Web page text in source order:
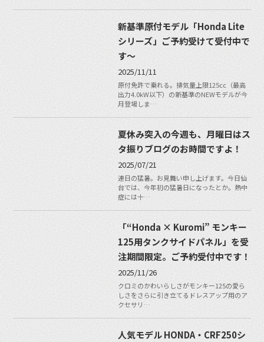
新基準原付モデル「Honda Lite
シリーズ」ご予約受けて受付中で
す〜
2025/11/11
原付免許で乗れる。排気量上限125cc（最高
出力4.0kW以下）の新基準のNEWモデルが今
月登場しま…
夏休み突入の今週も、月曜日はス
タ振りブログのお時間ですよ！
2025/07/21
連日の猛暑。お見舞い申し上げます。今日仙
台では、今年初の猛暑日になったとか。熱中
症には十…
「“Honda × Kuromi” モンキー
125用タンクサイドパネル」を受
注期間限定。ご予約受付中です！
2025/11/26
クロミのかわいらしさがモンキー125の愛ら
しさをさらに引き立てるドレスアップ用のア
クセサリ…
人気モデル HONDA・CRF250シ